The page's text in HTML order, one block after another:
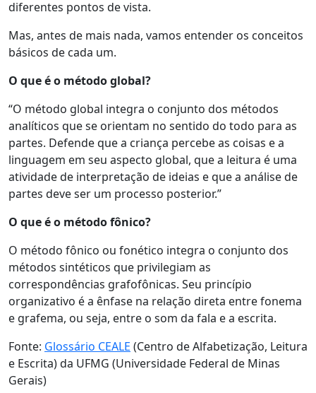
diferentes pontos de vista.
Mas, antes de mais nada, vamos entender os conceitos
básicos de cada um.
O que é o método global?
“O método global integra o conjunto dos métodos
analíticos que se orientam no sentido do todo para as
partes. Defende que a criança percebe as coisas e a
linguagem em seu aspecto global, que a leitura é uma
atividade de interpretação de ideias e que a análise de
partes deve ser um processo posterior.”
O que é o método fônico?
O método fônico ou fonético integra o conjunto dos
métodos sintéticos que privilegiam as
correspondências grafofônicas. Seu princípio
organizativo é a ênfase na relação direta entre fonema
e grafema, ou seja, entre o som da fala e a escrita.
Fonte: Glossário CEALE (Centro de Alfabetização, Leitura
e Escrita) da UFMG (Universidade Federal de Minas
Gerais)